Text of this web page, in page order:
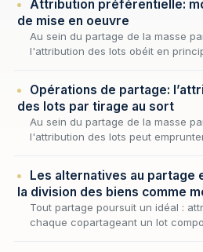
Attribution préférentielle:
de mise en oeuvre
Au sein du partage de la masse
l'attribution des lots obéit en
Opérations de partage:
des lots par tirage au sort
Au sein du partage de la masse
l'attribution des lots peut
seconde vo…
Les alternatives au partage
la division des biens comme
Tout partage poursuit un idéal :
chaque copartageant un lot